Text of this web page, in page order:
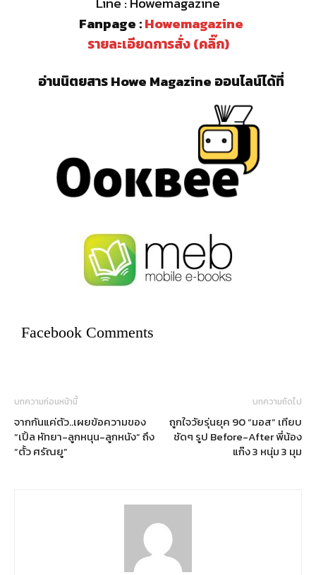
Fanpage :Howemagazine
รายละเอียดการสั่ง (คลิ๊ก)
อ่านนิตยสาร Howe Magazine ออนไลน์ได้ที่
Facebook Comments
บทความก่อนหน้านี้
จากกันแค่ตัว..เผยข้อความของ
“เปิ้ล หัทยา-ลูกหนุน-ลูกหนัง” ถึง
“ตั้ว ศรัณยู”
บทความถัดไป
ถูกใจวัยรุ่นยุค 90 “มอส” เทียบ
ชัดๆ รูป Before-After พี่น้อง
แก๊ง 3 หนุ่ม 3 มุม